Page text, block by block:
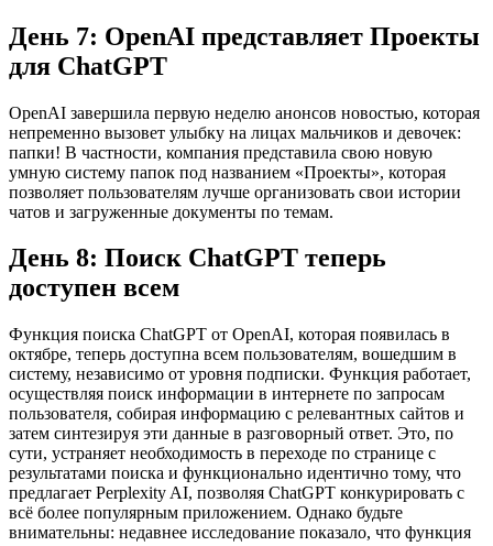
День 7: OpenAI представляет Проекты
для ChatGPT
OpenAI завершила первую неделю анонсов новостью, которая
непременно вызовет улыбку на лицах мальчиков и девочек:
папки! В частности, компания представила свою новую
умную систему папок под названием «Проекты», которая
позволяет пользователям лучше организовать свои истории
чатов и загруженные документы по темам.
День 8: Поиск ChatGPT теперь
доступен всем
Функция поиска ChatGPT от OpenAI, которая появилась в
октябре, теперь доступна всем пользователям, вошедшим в
систему, независимо от уровня подписки. Функция работает,
осуществляя поиск информации в интернете по запросам
пользователя, собирая информацию с релевантных сайтов и
затем синтезируя эти данные в разговорный ответ. Это, по
сути, устраняет необходимость в переходе по странице с
результатами поиска и функционально идентично тому, что
предлагает Perplexity AI, позволяя ChatGPT конкурировать с
всё более популярным приложением. Однако будьте
внимательны: недавнее исследование показало, что функция